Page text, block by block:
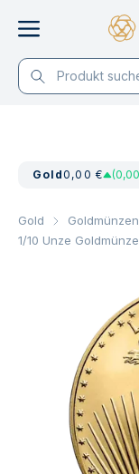
Gold0,00 €
Gold
1/10 Unze